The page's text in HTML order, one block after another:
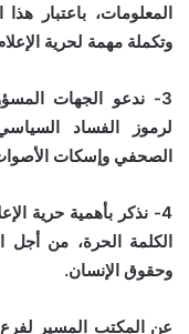
المعلومات، باعتبار
وتكملة مهمة لحرية
3- ندعو الجهات
لرموز الفساد
الصحفي وإسكات
4- نذكر بأهمية حرية
الكلمة الحرة، من أجل
وحقوق الإنسان.
عن المكتب المسير لفرع